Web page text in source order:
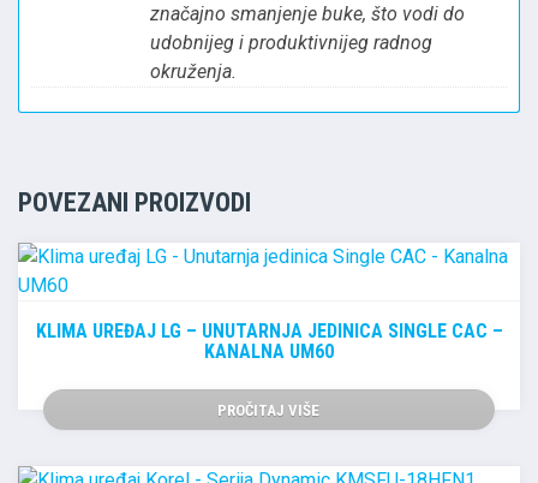
značajno smanjenje buke, što vodi do
udobnijeg i produktivnijeg radnog
okruženja.
POVEZANI PROIZVODI
KLIMA UREĐAJ LG – UNUTARNJA JEDINICA SINGLE CAC –
KANALNA UM60
PROČITAJ VIŠE